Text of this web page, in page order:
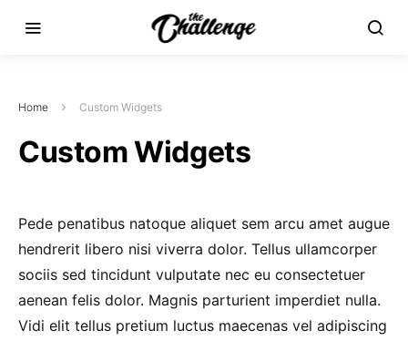
Home Custom Widgets
Custom Widgets
Pede penatibus natoque aliquet sem arcu amet augue
hendrerit libero nisi viverra dolor. Tellus ullamcorper
sociis sed tincidunt vulputate nec eu consectetuer
aenean felis dolor. Magnis parturient imperdiet nulla.
Vidi elit tellus pretium luctus maecenas vel adipiscing